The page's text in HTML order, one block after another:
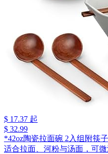
$ 17.37 起
$ 32.99
*42oz陶瓷拉面碗 2入组附筷
适合拉面、河粉与汤面，可